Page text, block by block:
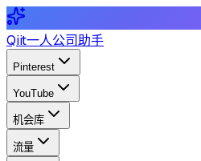
Qiit一人公司助手
Pinterest
YouTube
机会库
流量